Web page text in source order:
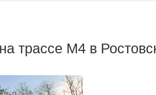
трассе М4 в